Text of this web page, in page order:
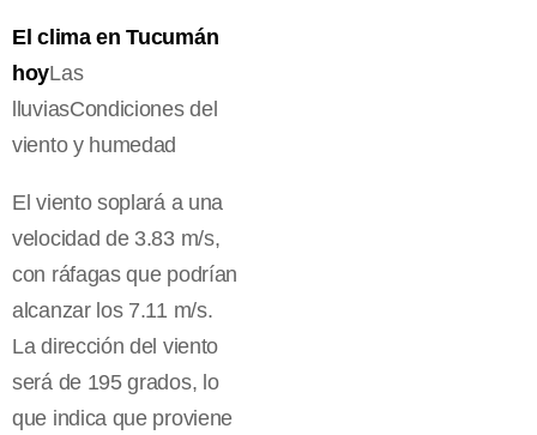
El clima en Tucumán
hoyLas
lluviasCondiciones del
viento y humedad
El viento soplará a una
velocidad de 3.83 m/s,
con ráfagas que podrían
alcanzar los 7.11 m/s.
La dirección del viento
será de 195 grados, lo
que indica que proviene